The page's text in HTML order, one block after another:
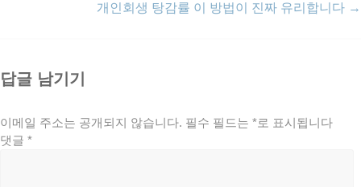
개인회생 탕감률 이 방법이 진짜 유리합니다 →
답글 남기기
이메일 주소는 공개되지 않습니다. 필수 필드는 *로 표시됩니다
댓글 *